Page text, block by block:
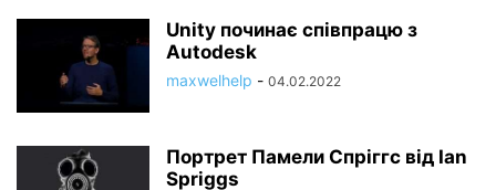
Unity починає співпрацю з
Autodesk
maxwelhelp - 04.02.2022
Портрет Памели Спріггс від Ian
Spriggs